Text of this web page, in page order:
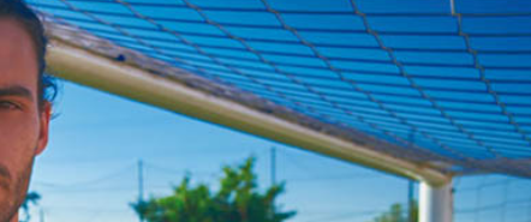
رسمی
لوآنوی
در